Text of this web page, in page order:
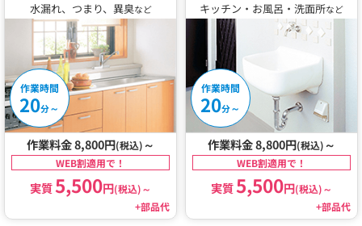
水漏れ、つまり、異臭など
作業時間
20分～
作業料金 8,800円(税込) ～
WEB割適用で！
実質5,500円(税込)～
+部品代
キッチン・お風呂・洗面所など
作業時間
20分～
作業料金 8,800円(税込) ～
WEB割適用で！
実質5,500円(税込)～
+部品代